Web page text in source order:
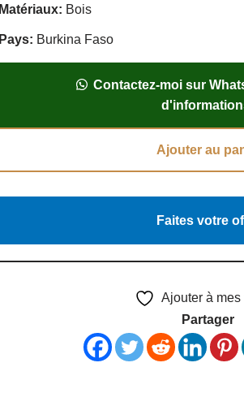
Matériaux: Bois
Pays: Burkina Faso
Contactez-moi sur
Ajouter au
Faites votre
Ajouter à mes
Partager